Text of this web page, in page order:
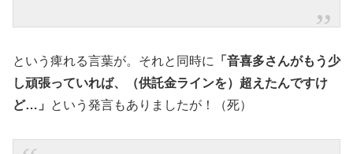
という痺れる言葉が。それと同時に
「音喜多さんがもう少
し頑張っていれば、（供託金ラインを）超えたんですけ
ど…」
という発言もありましたが！（死）